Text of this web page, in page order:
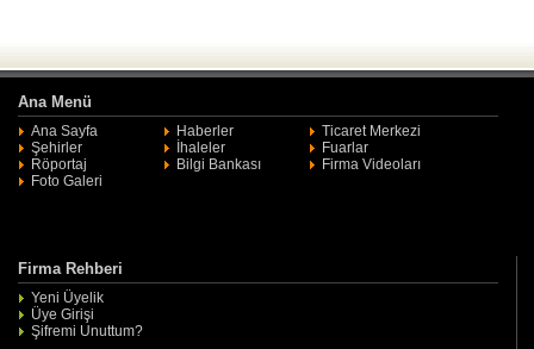
Ana Menü
Ana Sayfa Haberler
Ticaret Merkezi
Şehirler
İhaleler
Fuarlar
Röportaj
Bilgi Bankası
Firma Videoları
Foto Galeri
Firma Rehberi
Yeni Üyelik
Üye Girişi
Şifremi Unuttum?